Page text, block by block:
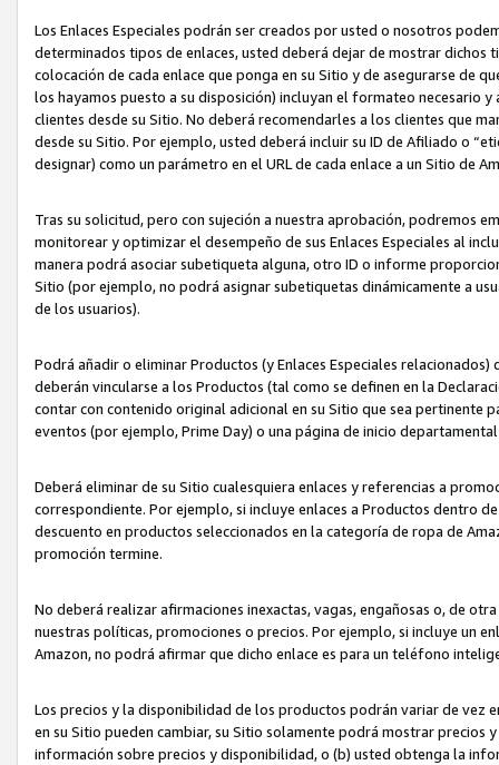
Los Enlaces Especiales podrán ser creados por usted o nosotros
determinados tipos de enlaces, usted deberá dejar de mostrar dichos
colocación de cada enlace que ponga en su Sitio y de asegurarse de
los hayamos puesto a su disposición) incluyan el formateo necesario
clientes desde su Sitio. No deberá recomendarles a los clientes que
desde su Sitio. Por ejemplo, usted deberá incluir su ID de Afiliado o
designar) como un parámetro en el URL de cada enlace a un Sitio de
Tras su solicitud, pero con sujeción a nuestra aprobación, podremos
monitorear y optimizar el desempeño de sus Enlaces Especiales al
manera podrá asociar subetiqueta alguna, otro ID o informe
Sitio (por ejemplo, no podrá asignar subetiquetas dinámicamente a
de los usuarios).
Podrá añadir o eliminar Productos (y Enlaces Especiales
deberán vincularse a los Productos (tal como se definen en la
contar con contenido original adicional en su Sitio que sea pertinente
eventos (por ejemplo, Prime Day) o una página de inicio
Deberá eliminar de su Sitio cualesquiera enlaces y referencias a
correspondiente. Por ejemplo, si incluye enlaces a Productos dentro
descuento en productos seleccionados en la categoría de ropa de
promoción termine.
No deberá realizar afirmaciones inexactas, vagas, engañosas o, de
nuestras políticas, promociones o precios. Por ejemplo, si incluye un
Amazon, no podrá afirmar que dicho enlace es para un teléfono
Los precios y la disponibilidad de los productos podrán variar de vez
en su Sitio pueden cambiar, su Sitio solamente podrá mostrar
información sobre precios y disponibilidad, o (b) usted obtenga la